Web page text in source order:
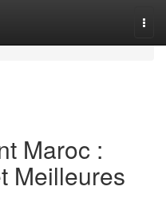
Maroc :
Meilleures